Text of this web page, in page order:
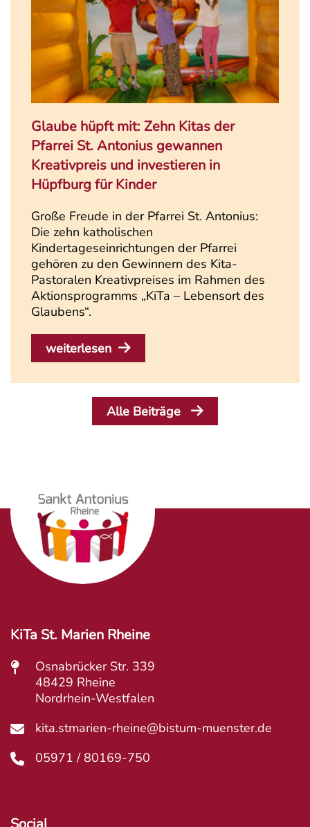
Glaube hüpft mit: Zehn Kitas der
Pfarrei St. Antonius gewannen
Kreativpreis und investieren in
Hüpfburg für Kinder
Große Freude in der Pfarrei St. Antonius:
Die zehn katholischen
Kindertageseinrichtungen der Pfarrei
gehören zu den Gewinnern des Kita-
Pastoralen Kreativpreises im Rahmen des
Aktionsprogramms „KiTa – Lebensort des
Glaubens“.
weiterlesen
Alle Beiträge
KiTa St. Marien Rheine
Osnabrücker Str. 339
48429 Rheine
Nordrhein-Westfalen
kita.stmarien-rheine@bistum-muenster.de
05971 / 80169-750